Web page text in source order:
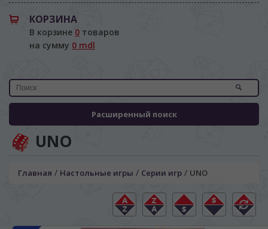
КОРЗИНА
В корзине 0 товаров
на сумму 0 mdl
Расширенный поиск
UNO
Главная / Настольные игры / Серии игр / UNO